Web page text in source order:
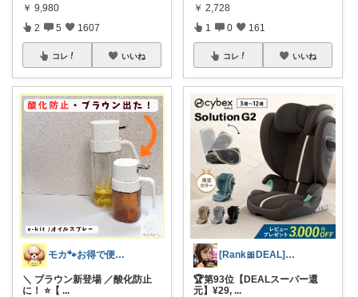
￥ 9,980
2 5 1607
コレ いいね
モカ🐾お得で便利💛犬とのおうち時間
＼ ブラウン新登場 ／酸化防止
に！ ⭐️【 ...
￥ 2,728
1 0 161
コレ いいね
[Rank🎀DEAL]毎日コレ@ano
🏆第93位【DEALスーパー還
元】¥29, ...